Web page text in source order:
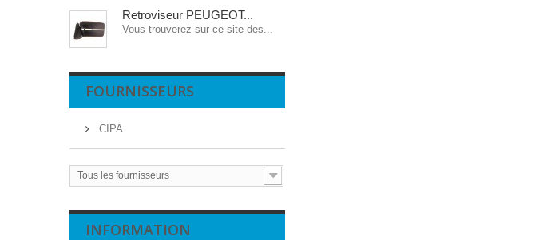
Retroviseur PEUGEOT...
Vous trouverez sur ce site des...
FOURNISSEURS
CIPA
Tous les fournisseurs
INFORMATION